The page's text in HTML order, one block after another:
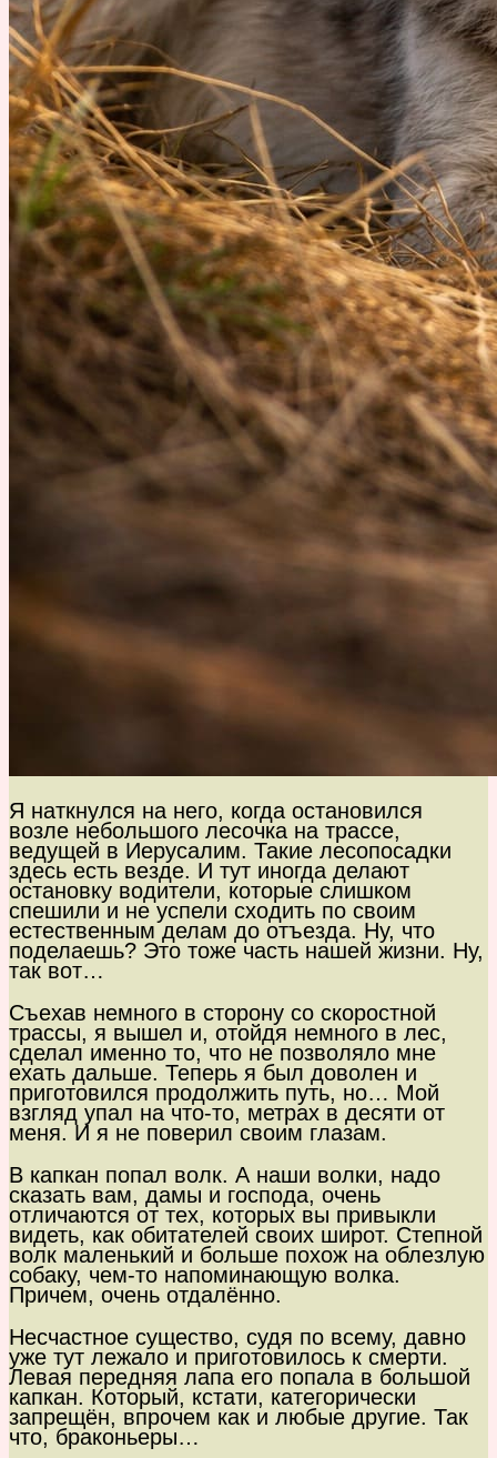
Я наткнулся на него, когда остановился
возле небольшого лесочка на трассе,
ведущей в Иерусалим. Такие лесопосадки
здесь есть везде. И тут иногда делают
остановку водители, которые слишком
спешили и не успели сходить по своим
естественным делам до отъезда. Ну, что
поделаешь? Это тоже часть нашей жизни. Ну,
так вот…
Съехав немного в сторону со скоростной
трассы, я вышел и, отойдя немного в лес,
сделал именно то, что не позволяло мне
ехать дальше. Теперь я был доволен и
приготовился продолжить путь, но… Мой
взгляд упал на что-то, метрах в десяти от
меня. И я не поверил своим глазам.
В капкан попал волк. А наши волки, надо
сказать вам, дамы и господа, очень
отличаются от тех, которых вы привыкли
видеть, как обитателей своих широт. Степной
волк маленький и больше похож на облезлую
собаку, чем-то напоминающую волка.
Причем, очень отдалённо.
Несчастное существо, судя по всему, давно
уже тут лежало и приготовилось к смерти.
Левая передняя лапа его попала в большой
капкан. Который, кстати, категорически
запрещён, впрочем как и любые другие. Так
что, браконьеры…